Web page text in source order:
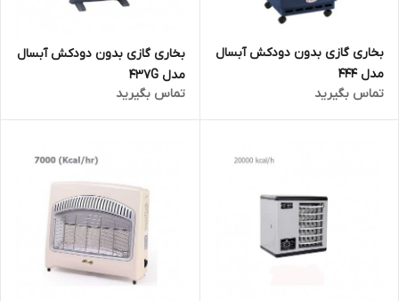
بخاری گازی بدون دودکش آبسال
مدل 444
تماس بگیرید
بخاری گازی بدون دودکش آبسال
مدل 437G
تماس بگیرید